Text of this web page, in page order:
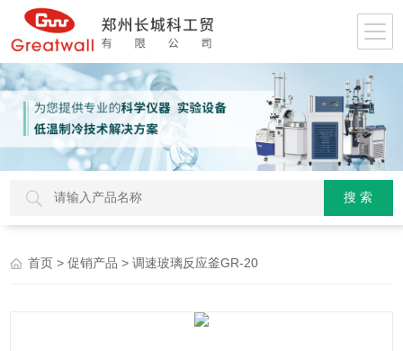
首页 >促销产品 > 调速玻璃反应釜GR-20